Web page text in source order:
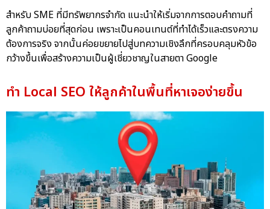
สำหรับ SME ที่มีทรัพยากรจำกัด แนะนำให้เริ่มจากการตอบคำถามที่
ลูกค้าถามบ่อยที่สุดก่อน เพราะเป็นคอนเทนต์ที่ทำได้เร็วและตรงความ
ต้องการจริง จากนั้นค่อยขยายไปสู่บทความเชิงลึกที่ครอบคลุมหัวข้อ
กว้างขึ้นเพื่อสร้างความเป็นผู้เชี่ยวชาญในสายตา Google
ทำ Local SEO ให้ลูกค้าในพื้นที่หาเจอง่ายขึ้น